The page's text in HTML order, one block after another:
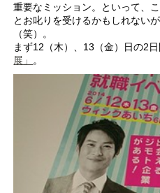
重要なミッション。といって、
とお叱りを受けるかもしれない
（笑）。
まず12（木）、13（金）日の2
展」 。